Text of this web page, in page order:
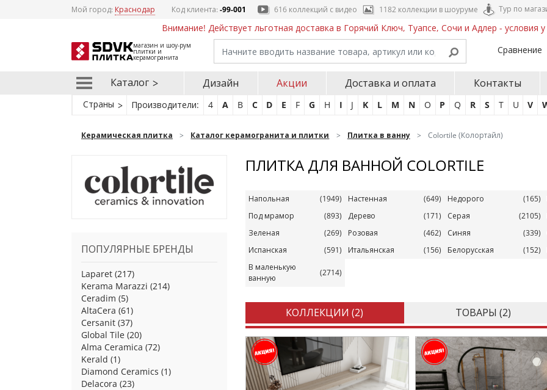
Мой город: Краснодар Код клиента: -99-001 616 коллекций с видео 1182 коллекции в шоуруме Тур по
Внимание! Действует льготная доставка в Горячий Ключ, Туапсе, Сочи и Адлер - условия
магазин и шоу-рум
плитки и
керамогранита
Сравнение
Каталог Дизайн Акции Доставка и оплата Контакты
Страны Производители: 4 A B C D E F G H I J K L M N O P Q R S T U V
Керамическая плитка Каталог керамогранита и плитки Плитка в ванну Colortile (Колортайл)
ПОПУЛЯРНЫЕ БРЕНДЫ
Laparet (217)
Kerama Marazzi (214)
Ceradim (5)
AltaCera (61)
Cersanit (37)
Global Tile (20)
Alma Ceramica (72)
Kerald (1)
Diamond Ceramics (1)
Delacora (23)
ПЛИТКА ДЛЯ ВАННОЙ COLORTILE
Напольная (1949) Настенная (649) Недорого (165)
Под мрамор
(893) Дерево (171) Серая (2105)
Зеленая
(269) Розовая (462) Синяя (339)
Испанская
(591) Итальянская (156) Белорусcкая (152)
В маленькую
ванную
(2714)
КОЛЛЕКЦИИ (2) ТОВАРЫ (2)